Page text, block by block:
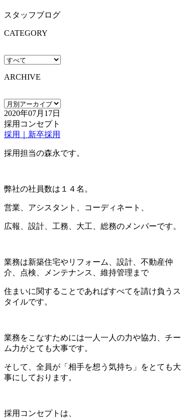
スタッフブログ
CATEGORY
ARCHIVE
2020年07月17日
採用コンセプト
採用｜新卒採用
採用担当の森永です。
弊社の社員数は１４名。
営業、アシスタント、コーディネート、
広報、設計、工務、大工、総務のメンバーです。
業務は新築住宅やリフォーム、設計、不動産仲
介、点検、メンテナンス、維持管理まで
住まいに関することであればすべてを請け負うス
タイルです。
業務をこなすためには一人一人の力や協力、チー
ム力がとても大事です。
そして、全員が「相手を想う気持ち」をとても大
事にしております。
採用コンセプトは、